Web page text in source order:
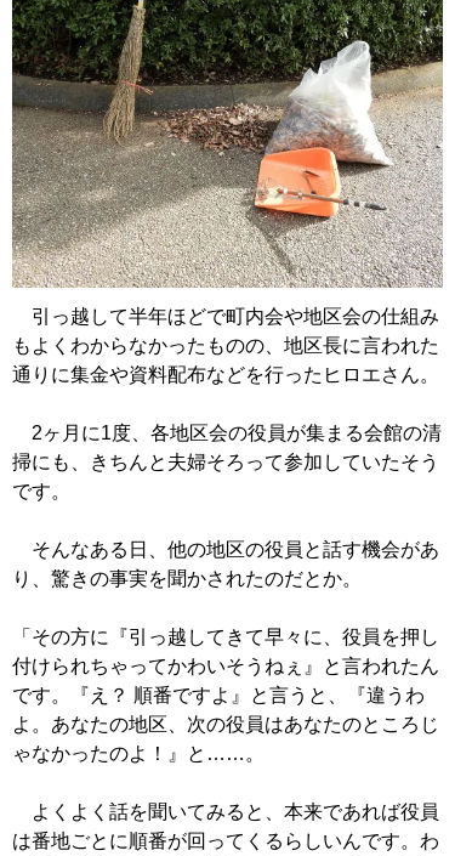
引っ越して半年ほどで町内会や地区会の仕組み
もよくわからなかったものの、地区長に言われた
通りに集金や資料配布などを行ったヒロエさん。
2ヶ月に1度、各地区会の役員が集まる会館の清
掃にも、きちんと夫婦そろって参加していたそう
です。
そんなある日、他の地区の役員と話す機会があ
り、驚きの事実を聞かされたのだとか。
「その方に『引っ越してきて早々に、役員を押し
付けられちゃってかわいそうねぇ』と言われたん
です。『え？ 順番ですよ』と言うと、『違うわ
よ。あなたの地区、次の役員はあなたのところじ
ゃなかったのよ！』と……。
よくよく話を聞いてみると、本来であれば役員
は番地ごとに順番が回ってくるらしいんです。わ